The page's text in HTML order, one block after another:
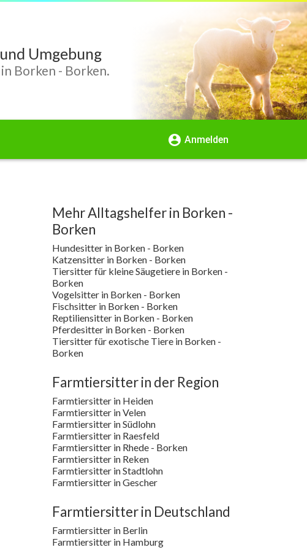
Umgebung
Borken - Borken.
account_circle Anmelden
Mehr Alltagshelfer in Borken -
Borken
Hundesitter in Borken - Borken
Katzensitter in Borken - Borken
Tiersitter für kleine Säugetiere in Borken -
Borken
Vogelsitter in Borken - Borken
Fischsitter in Borken - Borken
Reptiliensitter in Borken - Borken
Pferdesitter in Borken - Borken
Tiersitter für exotische Tiere in Borken -
Borken
Farmtiersitter in der Region
Farmtiersitter in Heiden
Farmtiersitter in Velen
Farmtiersitter in Südlohn
Farmtiersitter in Raesfeld
Farmtiersitter in Rhede - Borken
Farmtiersitter in Reken
Farmtiersitter in Stadtlohn
Farmtiersitter in Gescher
Farmtiersitter in Deutschland
Farmtiersitter in Berlin
Farmtiersitter in Hamburg